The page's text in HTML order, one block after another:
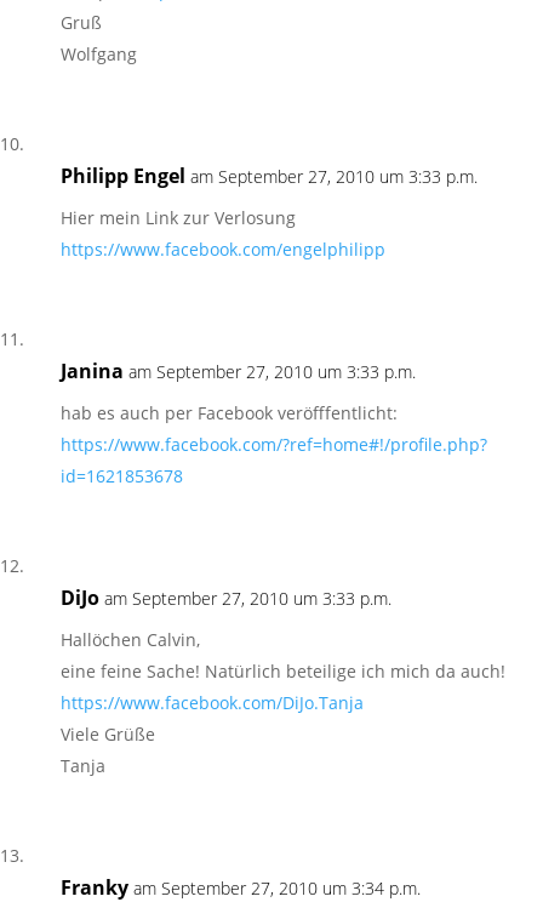
Gruß
Wolfgang
Philipp Engel am September 27, 2010 um 3:33 p.m.
Hier mein Link zur Verlosung
https://www.facebook.com/engelphilipp
Janina am September 27, 2010 um 3:33 p.m.
hab es auch per Facebook veröfffentlicht:
https://www.facebook.com/?ref=home#!/profile.php?
id=1621853678
DiJo am September 27, 2010 um 3:33 p.m.
Hallöchen Calvin,
eine feine Sache! Natürlich beteilige ich mich da auch!
https://www.facebook.com/DiJo.Tanja
Viele Grüße
Tanja
Franky am September 27, 2010 um 3:34 p.m.